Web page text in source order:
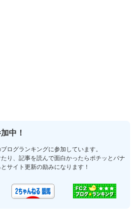
中！
ログランキングに参加しています。
り、記事を読んで面白かったらポチッとバナ
サイト更新の励みになります！